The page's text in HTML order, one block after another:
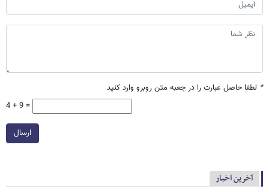
* لطفا حاصل عبارت را در جعبه متن روبرو وارد کنید
4 + 9 =
ارسال
آخرین اخبار